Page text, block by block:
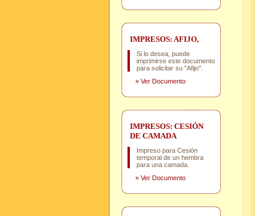
IMPRESOS: AFIJO,
Si lo desea, puede
imprimirse este documento
para solicitar su "Afijo".
» Ver Documento
IMPRESOS: CESIÓN
DE CAMADA
Impreso para Cesión
temporal de un hembra
para una camada.
» Ver Documento